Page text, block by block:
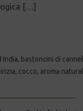
[…]
India, bastoncini di
cocco, aroma